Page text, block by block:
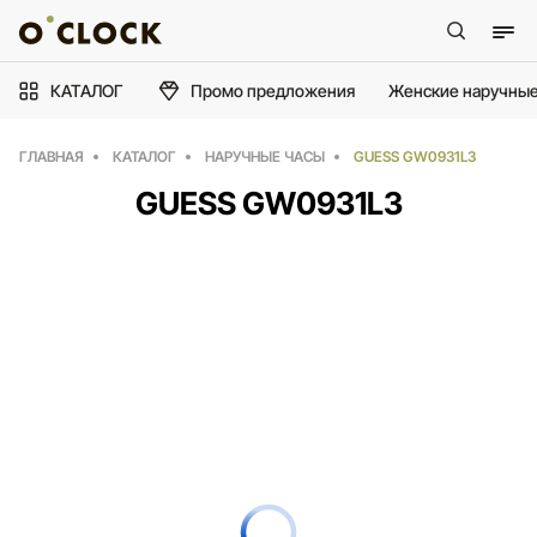
КАТАЛОГ Промо предложения Женские
ГЛАВНАЯ КАТАЛОГ НАРУЧНЫЕ ЧАСЫ GUESS GW0931L3
GUESS GW0931L3